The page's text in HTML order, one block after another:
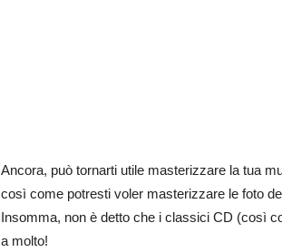
Ancora, può tornarti utile masterizzare la tua
così come potresti voler masterizzare le foto
Insomma, non è detto che i classici CD (così
a molto!